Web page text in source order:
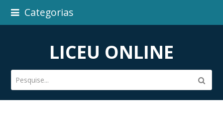
Categorias
LICEU ONLINE
Pesquise...